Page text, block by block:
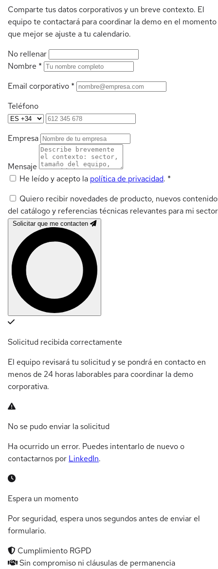
Comparte tus datos corporativos y un breve contexto. El
equipo te contactará para coordinar la demo en el momento
que mejor se ajuste a tu calendario.
No rellenar
Nombre *
Email corporativo *
Teléfono
Empresa
Mensaje
He leído y acepto la política de privacidad. *
Quiero recibir novedades de producto, nuevos
del catálogo y referencias técnicas relevantes para mi
Solicitar que me contacten
Solicitud recibida correctamente
El equipo revisará tu solicitud y se pondrá en contacto en
menos de 24 horas laborables para coordinar la demo
corporativa.
No se pudo enviar la solicitud
Ha ocurrido un error. Puedes intentarlo de nuevo o
contactarnos por LinkedIn.
Espera un momento
Por seguridad, espera unos segundos antes de enviar el
formulario.
Cumplimiento RGPD
Sin compromiso ni cláusulas de permanencia